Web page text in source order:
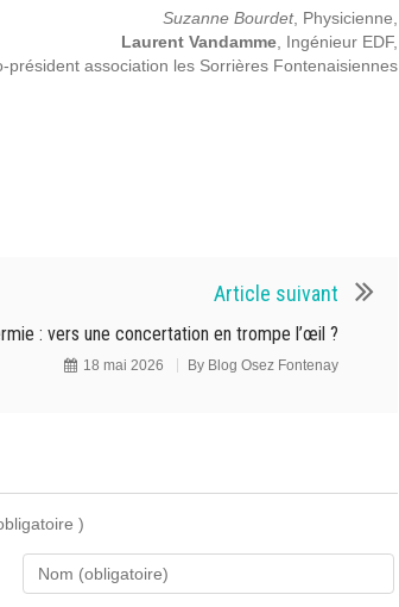
Suzanne Bourdet, Physicienne,
Laurent Vandamme , Ingénieur EDF,
président association les Sorrières Fontenaisiennes
Article suivant
: vers une concertation en trompe l’œil ?
18 mai 2026 By Blog Osez Fontenay
)